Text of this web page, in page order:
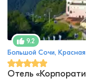
9.2
Большой Сочи,
Отель